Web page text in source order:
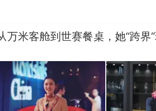
万米客舱到世赛餐桌，她“跨界